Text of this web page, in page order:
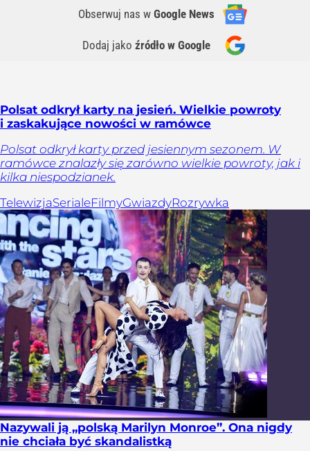
Obserwuj nas w Google News
Dodaj jako źródło w Google
Polsat odkrył karty na jesień. Wielkie powroty
i zaskakujące nowości w ramówce
Polsat odkrył karty przed jesiennym sezonem. W
ramówce znalazły się zarówno wielkie powroty, jak i
kilka niespodzianek.
TelewizjaSerialeFilmyGwiazdyRozrywka
Nazywali ją „polską Marilyn Monroe”. Ona nigdy
nie chciała być skandalistką